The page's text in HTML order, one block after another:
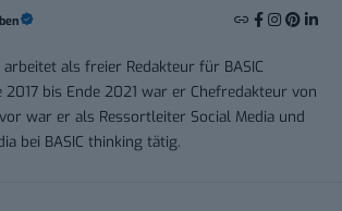
als freier Redakteur für BASIC
2017 bis Ende 2021 war er Chefredakteur von
war er als Ressortleiter Social Media und
bei BASIC thinking tätig.